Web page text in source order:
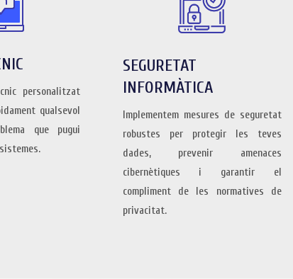
personalitzat
qualsevol
que pugui
SEGURETAT
INFORMÀTICA
Implementem mesures de seguretat
robustes per protegir les teves
dades, prevenir amenaces
cibernètiques i garantir el
compliment de les normatives de
privacitat.